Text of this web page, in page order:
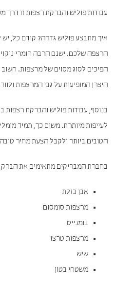
עבודות פוליש והברקת רצפות זו
איך מתבצע פוליש גדרה? קודם כל, יש
הרצפה שלכם. ישנם הרבה חומרי
הפיכים לסוג מסוים של מרצפות.
היצרן המופיעות על גבי המרצפות
בנוסף, עבודות פוליש והברקת רצפות
לעייפות מיותרת. משום כך, תמיד
הטובים ביותר ולקבל הצעת מחיר
בחברת המבריקים מתאימים את הברק
אבן בזלת
מרצפות סומסום
בומנייט
מרצפות טרצו
שיש
משטחי בטון